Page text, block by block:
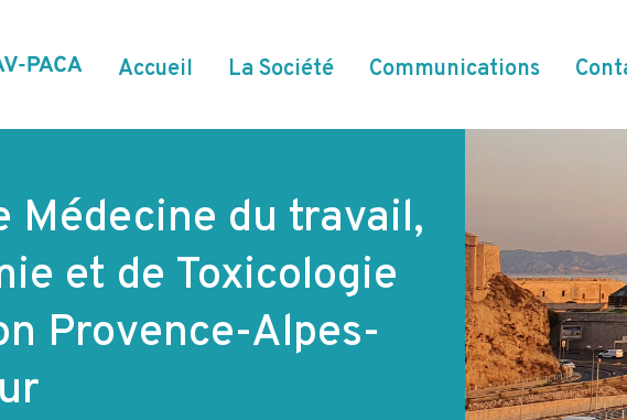
v
g
t
i
o
Accueil La Société Communications
Médecine du travail,
et de Toxicologie
Provence-Alpes-